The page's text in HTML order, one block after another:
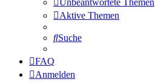
Unbeantwortete Themen
Aktive Themen
Suche
FAQ
Anmelden